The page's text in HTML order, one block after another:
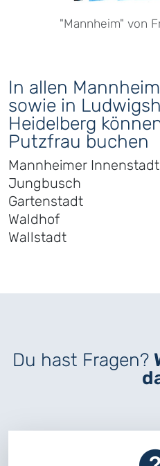
"Mannheim" von
In allen
sowie in
Heidelberg
Putzfrau buchen
Mannheimer Innenstadt
Jungbusch
Gartenstadt
Waldhof
Wallstadt
Du hast Fragen?